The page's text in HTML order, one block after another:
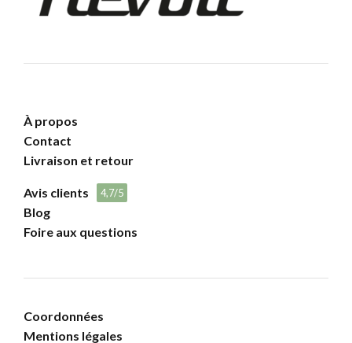
À propos
Contact
Livraison et retour
Avis clients 4,7/5
Blog
Foire aux questions
Coordonnées
Mentions légales